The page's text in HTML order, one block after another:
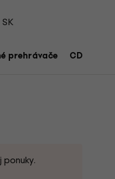
SK
prehrávače CD
Japan